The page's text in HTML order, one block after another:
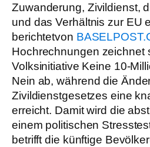
Zuwanderung, Zivildienst,
und das Verhältnis zur EU
berichtetvon
Hochrechnungen zeichnet
Volksinitiative Keine 10-
Nein ab, während die
Zivildienstgesetzes eine
erreicht. Damit wird die
einem politischen
betrifft die künftige